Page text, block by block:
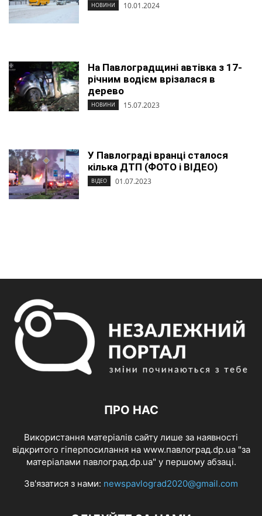
НОВИНИ 10.01.2024
На Павлоградщині автівка з 17-
річним водієм врізалася в
дерево
НОВИНИ 15.07.2023
У Павлограді вранці сталося
кілька ДТП (ФОТО і ВІДЕО)
ВІДЕО 01.07.2023
ПРО НАС
Використання матеріалів сайту лише за наявності
відкритого гіперпосилання на www.павлоград.dp.ua "за
матеріалами павлоград.dp.ua" у першому абзаці.
Зв'язатися з нами: newspavlograd2020@gmail.com